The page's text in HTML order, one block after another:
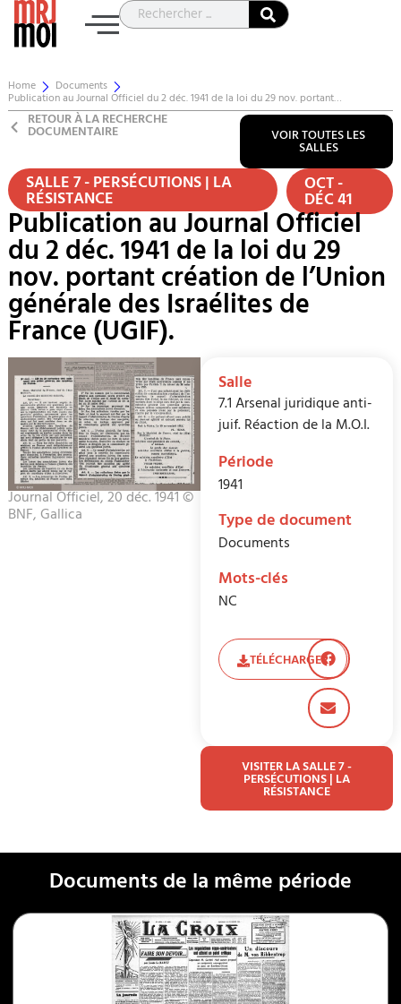
Home Documents
Publication au Journal Officiel du 2 déc. 1941 de la loi du 29 nov. portant…
RETOUR À LA RECHERCHE
DOCUMENTAIRE VOIR TOUTES LES
SALLES
SALLE 7 - PERSÉCUTIONS | LA
RÉSISTANCE OCT -
DÉC 41
Publication au Journal Officiel
du 2 déc. 1941 de la loi du 29
nov. portant création de l’Union
générale des Israélites de
France (UGIF).
Journal Officiel, 20 déc. 1941 ©
BNF, Gallica
Salle
7.1 Arsenal juridique anti-
juif. Réaction de la M.O.I.
Période
1941
Type de document
Documents
Mots-clés
NC
TÉLÉCHARGER
VISITER LA SALLE 7 -
PERSÉCUTIONS | LA
RÉSISTANCE
Documents de la même période